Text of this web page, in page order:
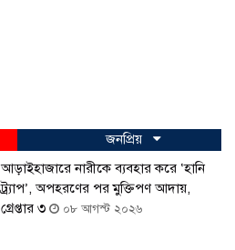
জনপ্রিয়
আড়াইহাজারে নারীকে ব্যবহার করে ‘হানি
ট্র্যাপ’, অপহরণের পর মুক্তিপণ আদায়,
গ্রেপ্তার ৩
০৮ আগস্ট ২০২৬